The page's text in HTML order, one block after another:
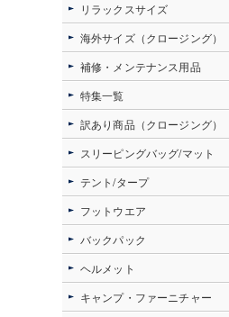
リラックスサイズ
海外サイズ（クロージング）
補修・メンテナンス用品
特集一覧
訳あり商品（クロージング）
スリーピングバッグ/マット
テント/タープ
フットウエア
バックパック
ヘルメット
キャンプ・ファーニチャー